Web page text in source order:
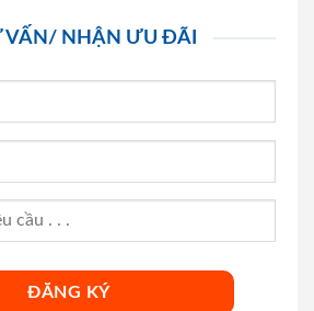
VẤN/ NHẬN ƯU ĐÃI